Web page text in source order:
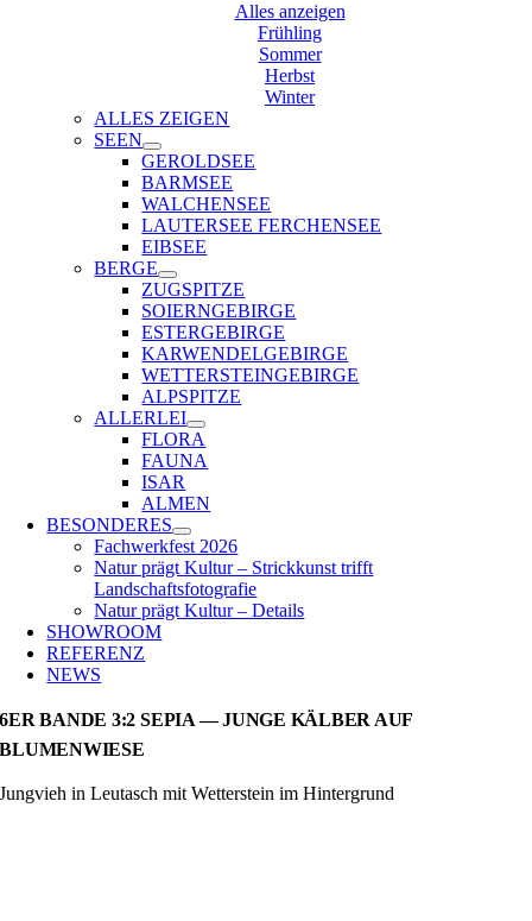
Alles anzeigen
Frühling
Sommer
Herbst
Winter
ALLES ZEIGEN
SEEN
GEROLDSEE
BARMSEE
WALCHENSEE
LAUTERSEE FERCHENSEE
EIBSEE
BERGE
ZUGSPITZE
SOIERNGEBIRGE
ESTERGEBIRGE
KARWENDELGEBIRGE
WETTERSTEINGEBIRGE
ALPSPITZE
ALLERLEI
FLORA
FAUNA
ISAR
ALMEN
BESONDERES
Fachwerkfest 2026
Natur prägt Kultur – Strickkunst trifft
Landschaftsfotografie
Natur prägt Kultur – Details
SHOWROOM
REFERENZ
NEWS
6ER BANDE 3:2 SEPIA — JUNGE KÄLBER AUF
BLUMENWIESE
Jungvieh in Leutasch mit Wetterstein im Hintergrund